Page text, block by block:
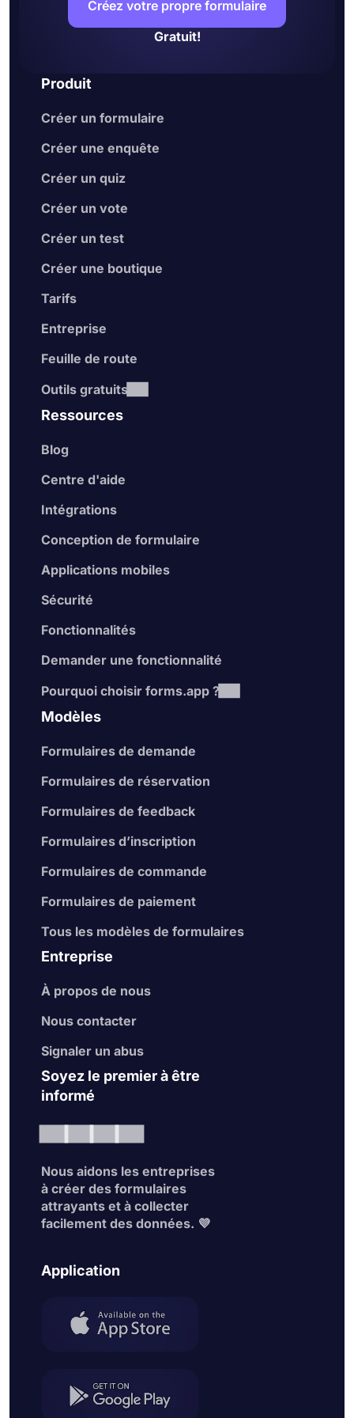
Créez votre propre formulaire
Gratuit!
Produit
Créer un formulaire
Créer une enquête
Créer un quiz
Créer un vote
Créer un test
Créer une boutique
Tarifs
Entreprise
Feuille de route
Outils gratuits
Ressources
Blog
Centre d'aide
Intégrations
Conception de formulaire
Applications mobiles
Sécurité
Fonctionnalités
Demander une fonctionnalité
Pourquoi choisir forms.app ?
Modèles
Formulaires de demande
Formulaires de réservation
Formulaires de feedback
Formulaires d’inscription
Formulaires de commande
Formulaires de paiement
Tous les modèles de formulaires
Entreprise
À propos de nous
Nous contacter
Signaler un abus
Soyez le premier à être
informé
Nous aidons les entreprises
à créer des formulaires
attrayants et à collecter
facilement des données. 💜
Application